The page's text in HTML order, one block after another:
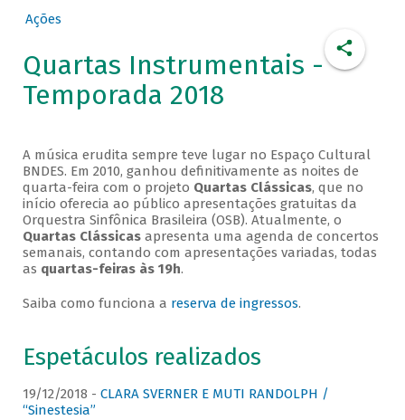
Ações
Quartas Instrumentais -
Temporada 2018
A música erudita sempre teve lugar no Espaço Cultural
BNDES. Em 2010, ganhou definitivamente as noites de
quarta-feira com o projeto Quartas Clássicas, que no
início oferecia ao público apresentações gratuitas da
Orquestra Sinfônica Brasileira (OSB). Atualmente, o
Quartas Clássicasapresenta uma agenda de concertos
semanais, contando com apresentações variadas, todas
as quartas-feiras às 19h.
Saiba como funciona a reserva de ingressos.
Espetáculos realizados
19/12/2018 - CLARA SVERNER E MUTI RANDOLPH /
“Sinestesia”